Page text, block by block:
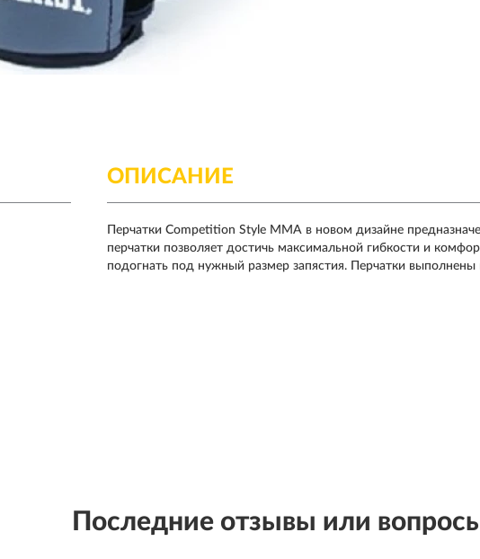
ОПИСАНИЕ
Перчатки Competition Style MMA в новом дизайне
перчатки позволяет достичь максимальной гибкости и
подогнать под нужный размер запястия. Перчатки выполнены
Последние отзывы или